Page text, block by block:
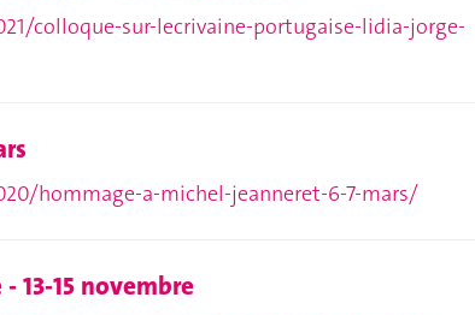
colloque-sur-lecrivaine-portugaise-lidia-jorge-
hommage-a-michel-jeanneret-6-7-mars/
13-15 novembre